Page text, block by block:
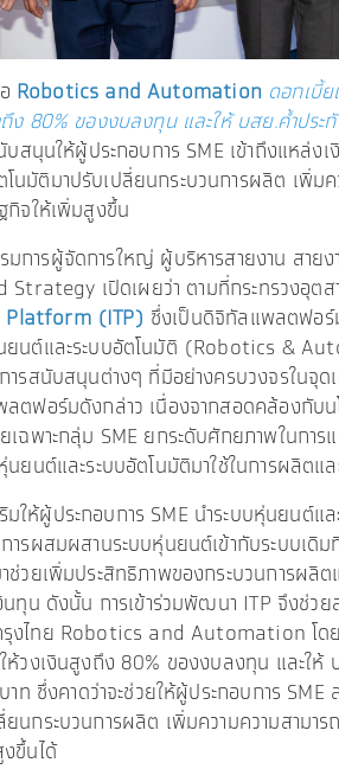
Robotics and Automation ดอกเบี้
80% ของงบลงทุน และให้ บสย.ค้ำประกั
บสนุนให้ผู้ประกอบการ SME เข้าถึงแหล่
นมัติมาปรับเปลี่ยนกระบวนการผลิต เพิ่มค
กิจให้เพิ่มสูงขึ้น
การผู้จัดการใหญ่ ผู้บริหารสายงาน สาย
เปิดเผยว่า ตามที่กระทรวงอุตส
(ITP) ซึ่งเป็นดิจิทัลแพลตฟอร์
ยนต์และระบบอัตโนมัติ (Robotics &
ารสนับสนุนต่างๆ ที่มีอย่างครบวงจรในจุด
ตฟอร์มดังกล่าว เนื่องจากสอดคล้องกับน
เฉพาะกลุ่ม SME ยกระดับศักยภาพในการ
ยนต์และระบบอัตโนมัติมาใช้ในการผลิตแล
ห้ผู้ประกอบการ SME นำระบบหุ่นยนต์แล
ารผสมผสานระบบหุ่นยนต์เข้ากับระบบเดิ
ช่วยเพิ่มประสิทธิภาพของกระบวนการผลิ
นทุน ดังนั้น การเข้าร่วมพัฒนา ITP จึงช่ว
รุงไทย Robotics and Automation โด
วงเงินสูงถึง 80% ของงบลงทุน และให้
ท ซึ่งคาดว่าจะช่วยให้ผู้ประกอบการ SME
นกระบวนการผลิต เพิ่มความความสามาร
ขึ้นได้